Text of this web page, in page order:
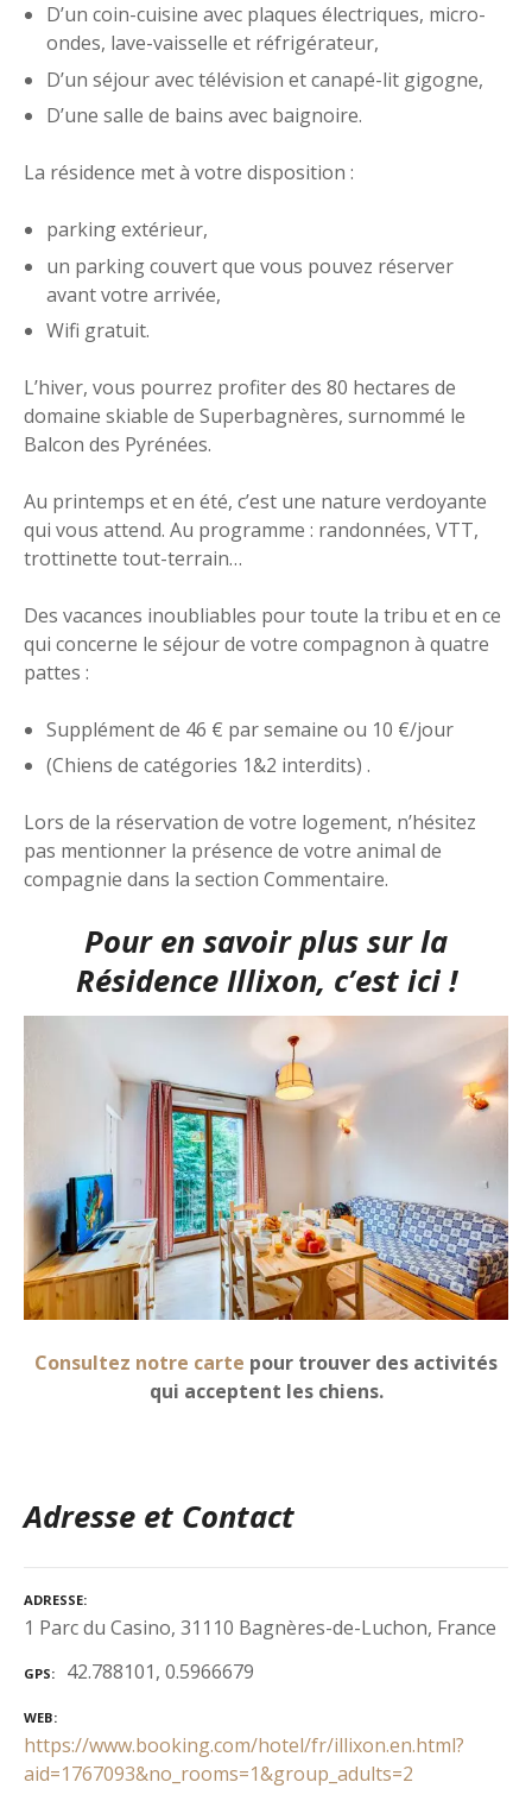
D’un coin-cuisine avec plaques électriques, micro-
ondes, lave-vaisselle et réfrigérateur,
D’un séjour avec télévision et canapé-lit gigogne,
D’une salle de bains avec baignoire.
La résidence met à votre disposition :
parking extérieur,
un parking couvert que vous pouvez réserver
avant votre arrivée,
Wifi gratuit.
L’hiver, vous pourrez profiter des 80 hectares de
domaine skiable de Superbagnères, surnommé le
Balcon des Pyrénées.
Au printemps et en été, c’est une nature verdoyante
qui vous attend. Au programme : randonnées, VTT,
trottinette tout-terrain…
Des vacances inoubliables pour toute la tribu et en ce
qui concerne le séjour de votre compagnon à quatre
pattes :
Supplément de 46 € par semaine ou 10 €/jour
(Chiens de catégories 1&2 interdits) .
Lors de la réservation de votre logement, n’hésitez
pas mentionner la présence de votre animal de
compagnie dans la section Commentaire.
Pour en savoir plus sur la
Résidence Illixon, c’est ici !
Consultez notre carte pour trouver des activités
qui acceptent les chiens.
Adresse et Contact
ADRESSE
1 Parc du Casino, 31110 Bagnères-de-Luchon, France
GPS 42.788101, 0.5966679
WEB
https://www.booking.com/hotel/fr/illixon.en.html?
aid=1767093&no_rooms=1&group_adults=2